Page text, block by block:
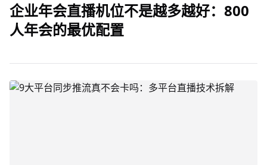
企业年会直播机位不是越多越好：800
人年会的最优配置